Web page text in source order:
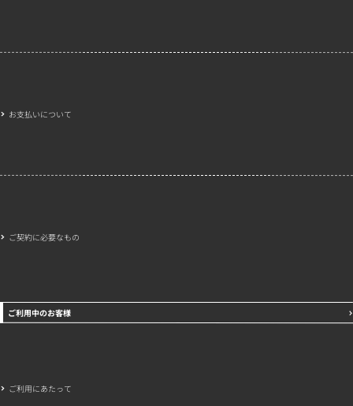
お支払いについて
ご契約に必要なもの
ご利用中のお客様
ご利用にあたって